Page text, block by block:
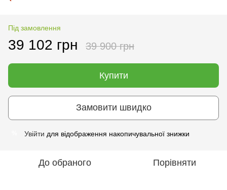
Під замовлення
39 102 грн 39 900 грн
Купити
Замовити швидко
Увійти для відображення накопичувальної знижки
До обраного Порівняти